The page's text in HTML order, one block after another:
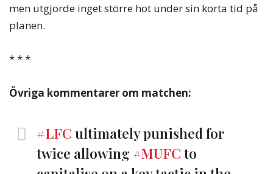
men utgjorde inget större hot under sin korta tid på
planen.
* * *
Övriga kommentarer om matchen:
#LFC ultimately punished for
twice allowing #MUFC to